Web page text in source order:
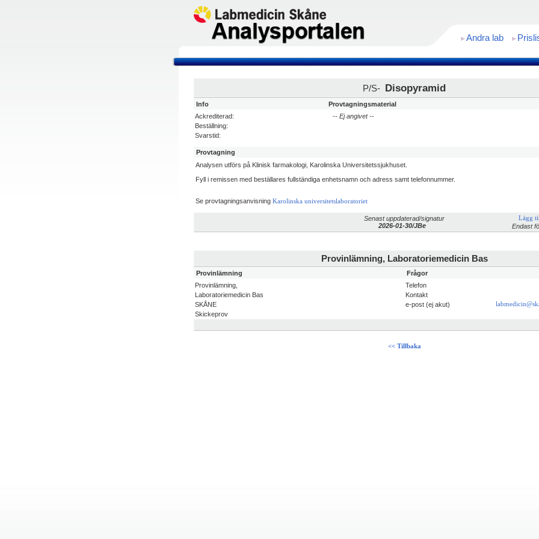
Andra lab
P/S- Disopyramid
Info
Ackrediterad:
Beställning:
Svarstid:
Provtagningsmaterial
-- Ej angivet --
Provtagning
Analysen utförs på Klinisk farmakologi, Karolinska Universitetssjukhuset.
Fyll i remissen med beställares fullständiga enhetsnamn och adress samt telefonnummer.
Se provtagningsanvisning Karolinska universitetslaboratoriet
Senast uppdaterad/signatur
2026-01-30/JBe
Lägg
Endast
Provinlämning, Laboratoriemedicin Bas
Provinlämning
Provinlämning,
Laboratoriemedicin Bas
SKÅNE
Skickeprov
Frågor
Telefon
Kontakt
e-post (ej akut)
<< Tillbaka